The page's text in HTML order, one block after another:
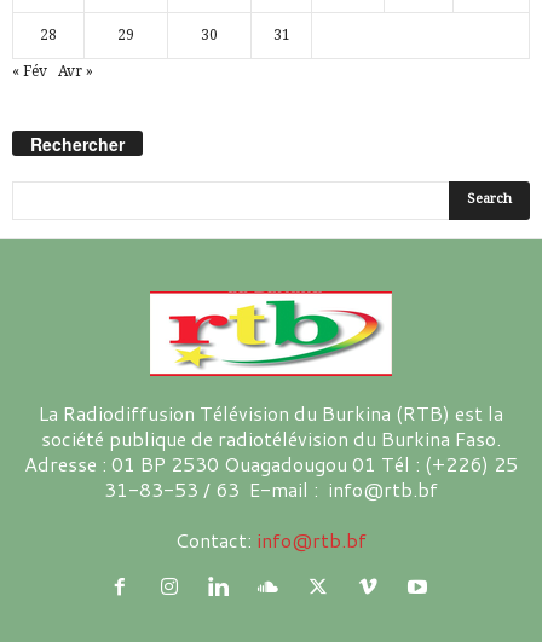
28 29 30 31
« Fév Avr »
Rechercher
La Radiodiffusion Télévision du Burkina (RTB) est la
société publique de radiotélévision du Burkina Faso.
Adresse : 01 BP 2530 Ouagadougou 01 Tél : (+226) 25
31-83-53 / 63 E-mail : info@rtb.bf
Contact: info@rtb.bf